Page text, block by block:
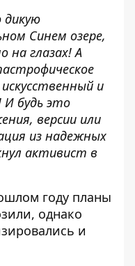
дикую
Синем озере,
на глазах! А
и
будь это
версии или
из надежных
активист в
году планы
однако
и